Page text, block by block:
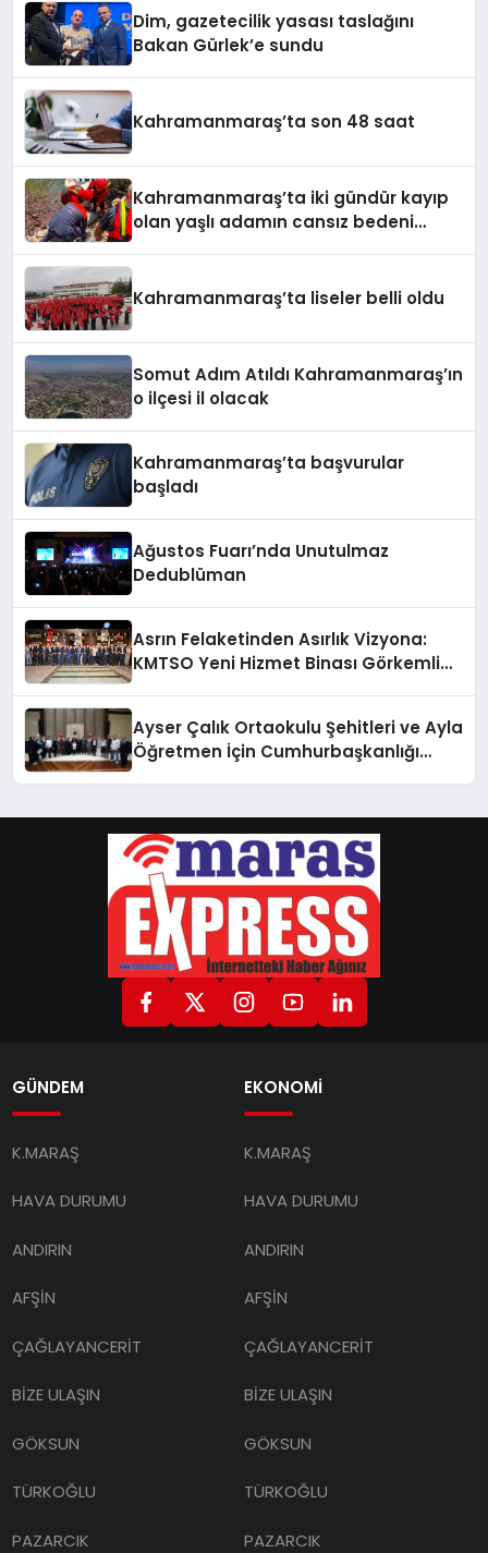
Dim, gazetecilik yasası taslağını
Bakan Gürlek’e sundu
Kahramanmaraş’ta son 48 saat
Kahramanmaraş’ta iki gündür kayıp
olan yaşlı adamın cansız bedeni
Kahramanmaraş’ta liseler belli oldu
Somut Adım Atıldı Kahramanmaraş’ın
o ilçesi il olacak
Kahramanmaraş’ta başvurular
başladı
Ağustos Fuarı’nda Unutulmaz
Dedublüman
Asrın Felaketinden Asırlık Vizyona:
KMTSO Yeni Hizmet Binası Görkemli
Ayser Çalık Ortaokulu Şehitleri ve Ayla
Öğretmen İçin Cumhurbaşkanlığı
GÜNDEM
K.MARAŞ
HAVA DURUMU
ANDIRIN
AFŞİN
ÇAĞLAYANCERİT
BİZE ULAŞIN
GÖKSUN
TÜRKOĞLU
PAZARCIK
EKONOMİ
K.MARAŞ
HAVA DURUMU
ANDIRIN
AFŞİN
ÇAĞLAYANCERİT
BİZE ULAŞIN
GÖKSUN
TÜRKOĞLU
PAZARCIK